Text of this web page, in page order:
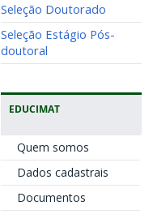
Seleção Doutorado
Seleção Estágio Pós-
doutoral
EDUCIMAT
Quem somos
Dados cadastrais
Documentos